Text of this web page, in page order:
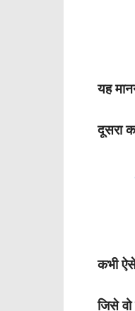
यह
दूसरा
कभी
जिसे